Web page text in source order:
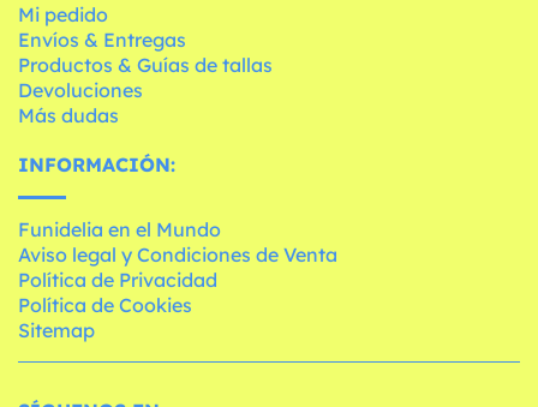
Mi pedido
Envíos & Entregas
Productos & Guías de tallas
Devoluciones
Más dudas
INFORMACIÓN:
Funidelia en el Mundo
Aviso legal y Condiciones de Venta
Política de Privacidad
Política de Cookies
Sitemap